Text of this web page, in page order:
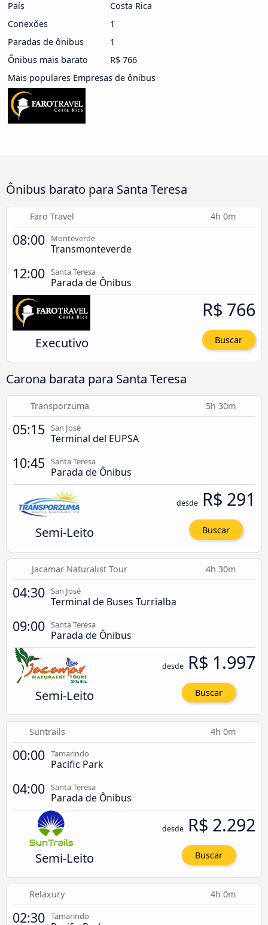
País
Costa Rica
Conexões
1
Paradas de ônibus
1
Ônibus mais barato
R$ 766
Mais populares Empresas de ônibus
Ônibus barato para Santa Teresa
Faro Travel 4h 0m
08:00 Monteverde
Transmonteverde
12:00 Santa Teresa
Parada de Ônibus
Executivo
R$ 766
Buscar
Carona barata para Santa Teresa
Transporzuma 5h 30m
05:15 San José
Terminal del EUPSA
10:45 Santa Teresa
Parada de Ônibus
Semi-Leito
desde R$ 291
Buscar
Jacamar Naturalist Tour 4h 30m
04:30 San José
Terminal de Buses Turrialba
09:00 Santa Teresa
Parada de Ônibus
Semi-Leito
desde R$ 1.997
Buscar
Suntrails 4h 0m
00:00 Tamarindo
Pacific Park
04:00 Santa Teresa
Parada de Ônibus
Semi-Leito
desde R$ 2.292
Buscar
Relaxury 4h 0m
02:30 Tamarindo